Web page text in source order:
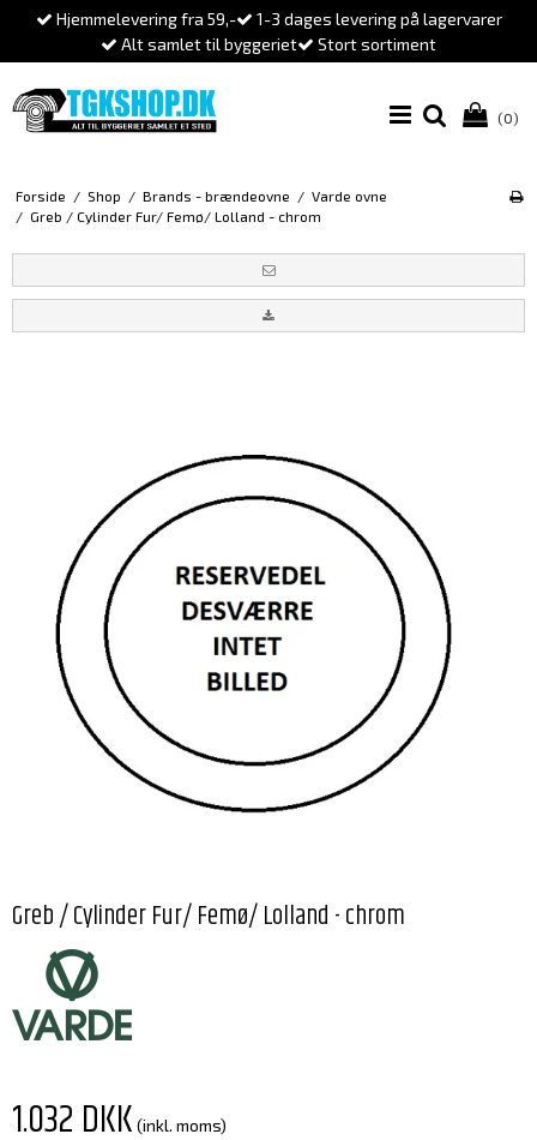
Hjemmelevering fra 59,-
1-3 dages levering på lagervarer
Alt samlet til byggeriet
Stort sortiment
(0)
Forside / Shop / Brands - brændeovne / Varde ovne
/ Greb / Cylinder Fur/ Femø/ Lolland - chrom
Greb / Cylinder Fur/ Femø/ Lolland - chrom
1.032 DKK (inkl. moms)